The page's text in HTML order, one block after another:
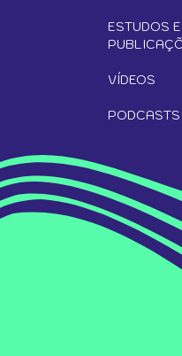
ESTUDOS E
VÍDEOS
PODCASTS